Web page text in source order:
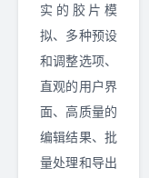
实的胶片模
拟、多种预设
和调整选项、
直观的用户界
面、高质量的
编辑结果、批
量处理和导出